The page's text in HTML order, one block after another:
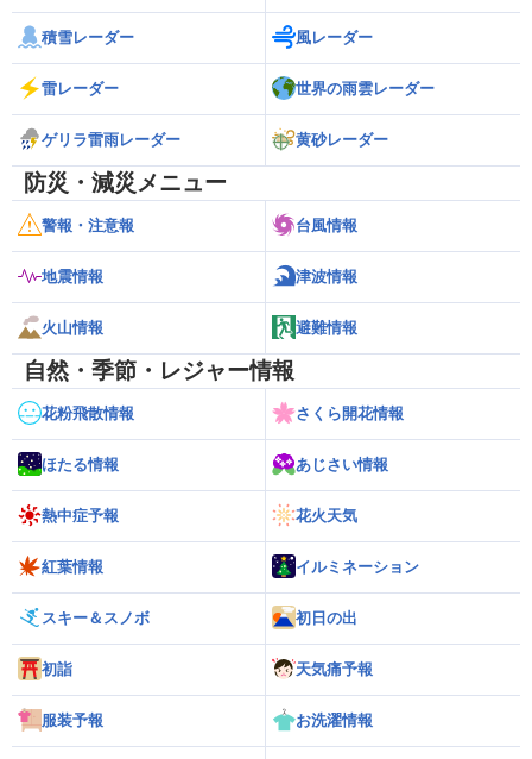
積雪レーダー 風レーダー
雷レーダー 世界の雨雲レーダー
ゲリラ雷雨レーダー 黄砂レーダー
防災・減災メニュー
警報・注意報 台風情報
地震情報 津波情報
火山情報 避難情報
自然・季節・レジャー情報
花粉飛散情報 さくら開花情報
ほたる情報 あじさい情報
熱中症予報 花火天気
紅葉情報 イルミネーション
スキー＆スノボ 初日の出
初詣 天気痛予報
服装予報 お洗濯情報